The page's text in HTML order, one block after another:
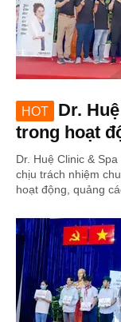
HOT
Dr.
trong hoạt
Dr. Huệ Clinic &
chịu trách nhiệm
hoạt động, quảng